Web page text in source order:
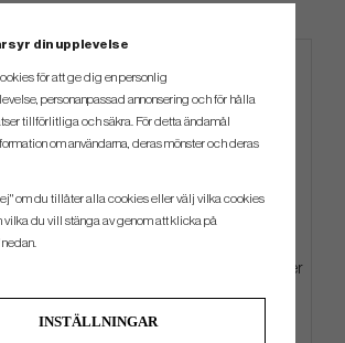
Callaway Tour Towel -23 - Silver
din upplevelse
för att ge dig en personlig
personanpassad annonsering och för hålla
tillförlitliga och säkra. För detta ändamål
om användarna, deras mönster och deras
om du tillåter alla cookies eller välj vilka cookies
du vill stänga av genom att klicka på
INSTÄLLNINGAR